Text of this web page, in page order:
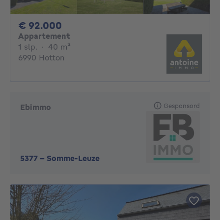
€ 92.000
Appartement
1 slp. 1 slaapkamer
· 40 m²
6990 Hotton
Ebimmo
5377 - Somme-Leuze
Gesponsord